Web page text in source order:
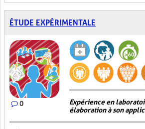
ÉTUDE EXPÉRIMENTALE
0
Expérience en
élaboration à son